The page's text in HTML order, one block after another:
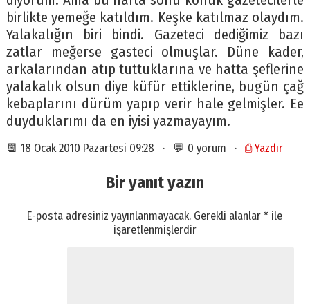
birlikte yemeğe katıldım. Keşke katılmaz olaydım.
Yalakalığın biri bindi. Gazeteci dediğimiz bazı
zatlar meğerse gasteci olmuşlar. Düne kader,
arkalarından atıp tuttuklarına ve hatta şeflerine
yalakalık olsun diye küfür ettiklerine, bugün çağ
kebaplarını dürüm yapıp verir hale gelmişler. Ee
duyduklarımı da en iyisi yazmayayım.
📆 18 Ocak 2010 Pazartesi 09:28 · 💬 0 yorum · ⎙ Yazdır
Bir yanıt yazın
E-posta adresiniz yayınlanmayacak. Gerekli alanlar* ile
işaretlenmişlerdir